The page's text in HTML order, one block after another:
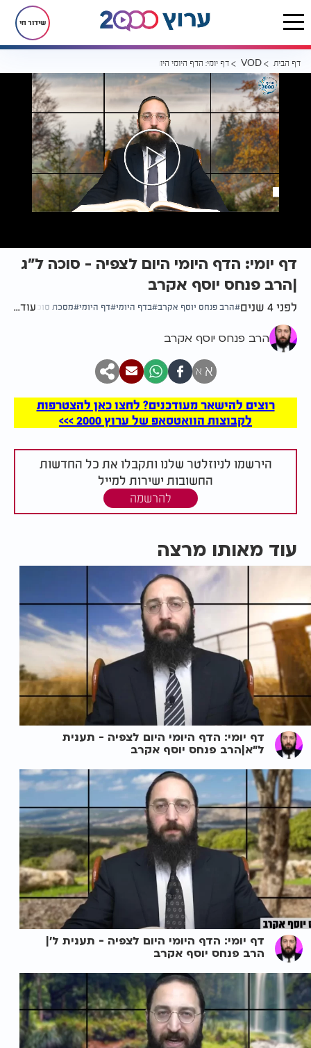
שידור חי
דף הבית VOD דף יומי: הדף היומי היום לצפיה - סוכה ל"ג |הרב פנחס יוסף אקרב
דף יומי: הדף היומי היום לצפיה - סוכה ל"ג
|הרב פנחס יוסף אקרב
לפני 4 שנים הרב פנחס יוסף אקרב בדף היומי דף היומי מסכת סוכה דף ל"ג
עוד...
הרב פנחס יוסף אקרב
א א
רוצים להישאר מעודכנים? לחצו כאן להצטרפות
לקבוצות הוואטסאפ של ערוץ 2000 >>>
הירשמו לניוזלטר שלנו ותקבלו את כל החדשות
החשובות ישירות למייל
להרשמה
עוד מאותו מרצה
דף יומי: הדף היומי היום לצפיה - תענית
ל"א|הרב פנחס יוסף אקרב
דף יומי: הדף היומי היום לצפיה - תענית ל'|
הרב פנחס יוסף אקרב